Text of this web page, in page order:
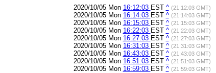
2020/10/05 Mon 16:12:03 EST ^ (21:12:03 GMT)
2020/10/05 Mon 16:14:03 EST ^ (21:14:03 GMT)
2020/10/05 Mon 16:15:03 EST ^ (21:15:03 GMT)
2020/10/05 Mon 16:22:03 EST ^ (21:22:03 GMT)
2020/10/05 Mon 16:27:03 EST ^ (21:27:03 GMT)
2020/10/05 Mon 16:31:03 EST ^ (21:31:03 GMT)
2020/10/05 Mon 16:43:03 EST ^ (21:43:03 GMT)
2020/10/05 Mon 16:51:03 EST ^ (21:51:03 GMT)
2020/10/05 Mon 16:59:03 EST ^ (21:59:03 GMT)